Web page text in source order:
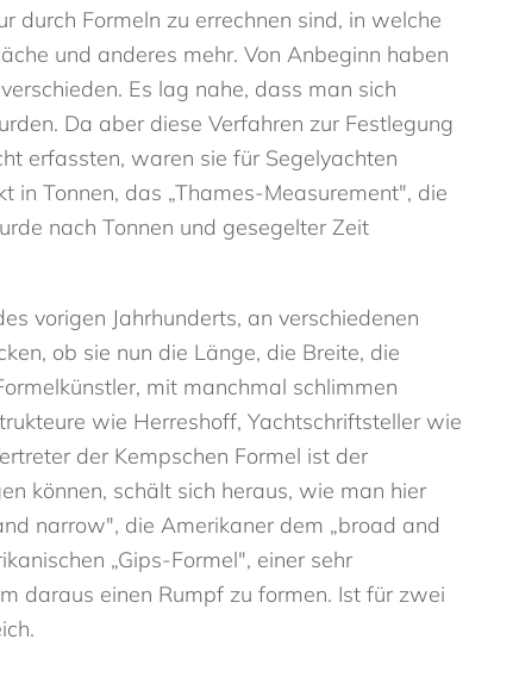
durch Formeln zu errechnen sind, in welche
und anderes mehr. Von Anbeginn haben
Es lag nahe, dass man sich
Da aber diese Verfahren zur Festlegung
erfassten, waren sie für Segelyachten
in Tonnen, das „Thames-Measurement", die
nach Tonnen und gesegelter Zeit
vorigen Jahrhunderts, an verschiedenen
ob sie nun die Länge, die Breite, die
mit manchmal schlimmen
wie Herreshoff, Yachtschriftsteller wie
der Kempschen Formel ist der
können, schält sich heraus, wie man hier
narrow", die Amerikaner dem „broad and
„Gips-Formel", einer sehr
daraus einen Rumpf zu formen. Ist für zwei